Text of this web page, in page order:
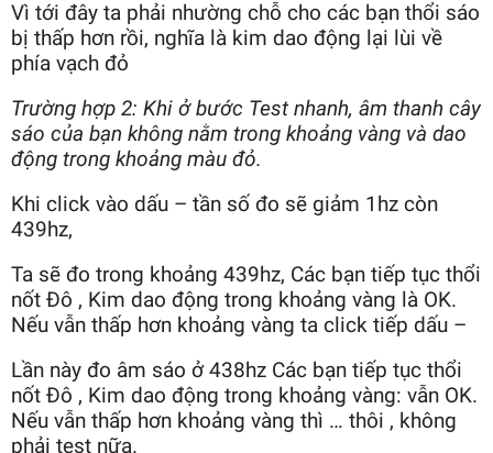
Vì tới đây ta phải nhường chỗ cho các bạn thổi sáo
bị thấp hơn rồi, nghĩa là kim dao động lại lùi về
phía vạch đỏ
Trường hợp 2: Khi ở bước Test nhanh, âm thanh cây
sáo của bạn không nằm trong khoảng vàng và dao
động trong khoảng màu đỏ.
Khi click vào dấu – tần số đo sẽ giảm 1hz còn
439hz,
Ta sẽ đo trong khoảng 439hz, Các bạn tiếp tục thổi
nốt Đô , Kim dao động trong khoảng vàng là OK.
Nếu vẫn thấp hơn khoảng vàng ta click tiếp dấu –
Lần này đo âm sáo ở 438hz Các bạn tiếp tục thổi
nốt Đô , Kim dao động trong khoảng vàng: vẫn OK.
Nếu vẫn thấp hơn khoảng vàng thì … thôi , không
phải test nữa.